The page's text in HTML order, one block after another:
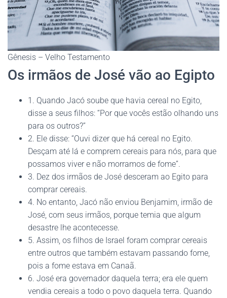
Gênesis – Velho Testamento
Os irmãos de José vão ao Egipto
1. Quando Jacó soube que havia cereal no Egito,
disse a seus filhos: “Por que vocês estão olhando uns
para os outros?”
2. Ele disse: “Ouvi dizer que há cereal no Egito.
Desçam até lá e comprem cereais para nós, para que
possamos viver e não morramos de fome”.
3. Dez dos irmãos de José desceram ao Egito para
comprar cereais.
4. No entanto, Jacó não enviou Benjamim, irmão de
José, com seus irmãos, porque temia que algum
desastre lhe acontecesse.
5. Assim, os filhos de Israel foram comprar cereais
entre outros que também estavam passando fome,
pois a fome estava em Canaã.
6. José era governador daquela terra; era ele quem
vendia cereais a todo o povo daquela terra. Quando